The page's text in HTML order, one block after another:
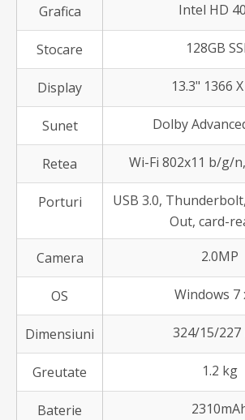
Grafica Intel HD
Stocare 128GB
Display 13.3" 1366
Sunet Dolby
Retea Wi-Fi 802x11 b/g/
Porturi
USB 3.0,
Out, card-
Camera 2.0MP
OS Windows 7
Dimensiuni 324/15/227
Greutate 1.2 kg
Baterie